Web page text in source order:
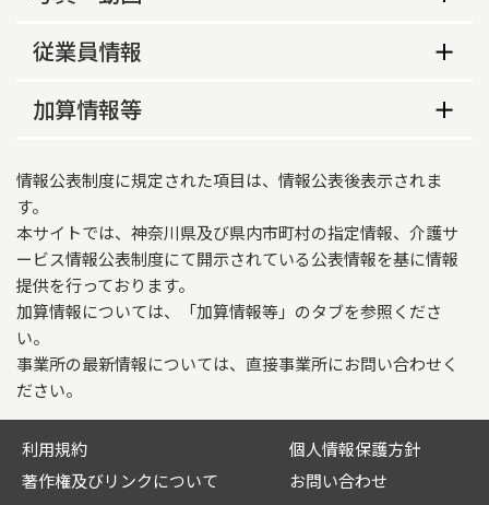
月、火、水、木、金
その他の年間休日
営業時間（平日）
分
営業時間（日曜・祝日）
分
損害保険加入の有無
あり
生活保護指定の有無
あり
横浜市磯子区、横浜市金沢区、横須賀市
備考
業所にお問い合わせください。
事業所の特色等
従業員情報
従業員数
常勤
非常勤
理学・作業療法士
4 0
加算情報等
2026年06月01日
施設等の区分
介護老人保健施設
高齢者虐待防止措置実施の有無
基準型
業務継続計画策定の有無
情報公表制度に規定された項目は、情報公表後表示されま
す。
本サイトでは、神奈川県及び県内市町村の指定情報、介護サ
ービス情報公表制度にて開示されている公表情報を基に情報
提供を行っております。
加算情報については、「加算情報等」のタブを参照くださ
い。
事業所の最新情報については、直接事業所にお問い合わせく
ださい。
利用規約
個人情報保護方針
著作権及びリンクについて
お問い合わせ